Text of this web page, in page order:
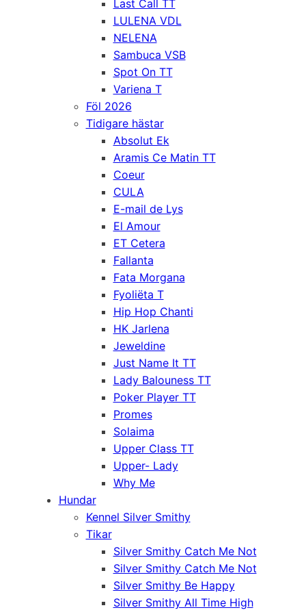
Last Call TT
LULENA VDL
NELENA
Sambuca VSB
Spot On TT
Variena T
Föl 2026
Tidigare hästar
Absolut Ek
Aramis Ce Matin TT
Coeur
CULA
E-mail de Lys
El Amour
ET Cetera
Fallanta
Fata Morgana
Fyoliëta T
Hip Hop Chanti
HK Jarlena
Jeweldine
Just Name It TT
Lady Balouness TT
Poker Player TT
Promes
Solaima
Upper Class TT
Upper- Lady
Why Me
Hundar
Kennel Silver Smithy
Tikar
Silver Smithy Catch Me Not
Silver Smithy Catch Me Not
Silver Smithy Be Happy
Silver Smithy All Time High